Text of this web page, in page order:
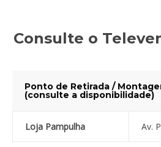
Consulte o
Ponto de Retirada /
(consulte a disponibilidade)
Loja Pampulha Av.